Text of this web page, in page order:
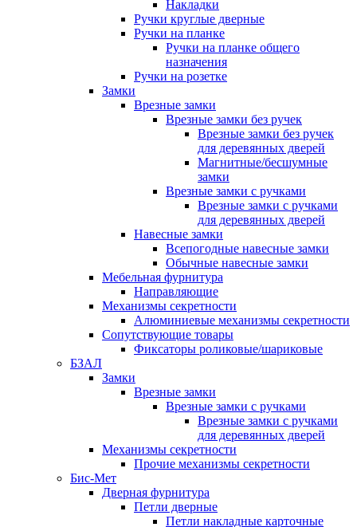
Накладки
Ручки круглые дверные
Ручки на планке
Ручки на планке общего
назначения
Ручки на розетке
Замки
Врезные замки
Врезные замки без ручек
Врезные замки без ручек
для деревянных дверей
Магнитные/бесшумные
замки
Врезные замки с ручками
Врезные замки с ручками
для деревянных дверей
Навесные замки
Всепогодные навесные замки
Обычные навесные замки
Мебельная фурнитура
Направляющие
Механизмы секретности
Алюминиевые механизмы секретности
Сопутствующие товары
Фиксаторы роликовые/шариковые
БЗАЛ
Замки
Врезные замки
Врезные замки с ручками
Врезные замки с ручками
для деревянных дверей
Механизмы секретности
Прочие механизмы секретности
Бис-Мет
Дверная фурнитура
Петли дверные
Петли накладные карточные